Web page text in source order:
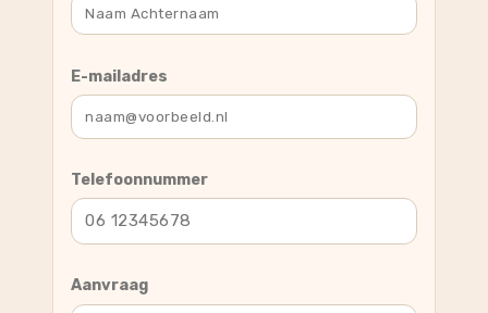
E-mailadres
Telefoonnummer
Aanvraag